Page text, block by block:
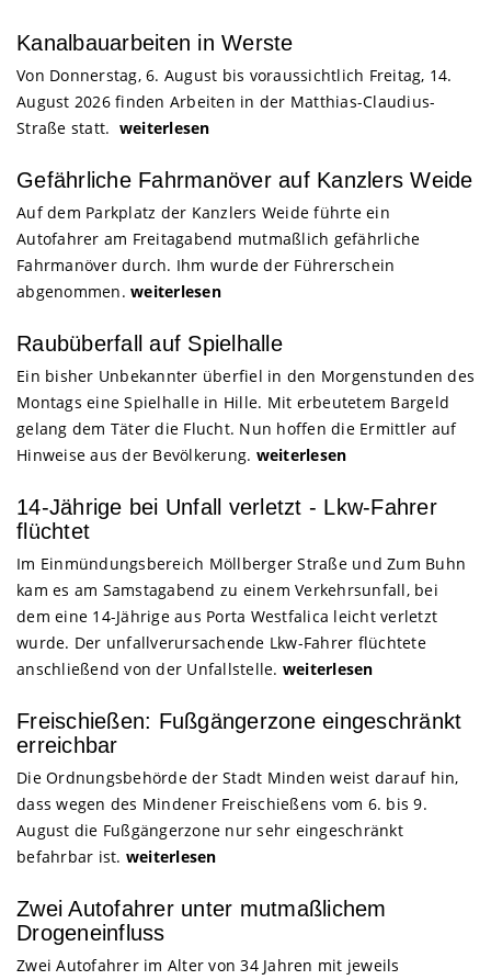
Kanalbauarbeiten in Werste
Von Donnerstag, 6. August bis voraussichtlich Freitag, 14.
August 2026 finden Arbeiten in der Matthias-Claudius-
Straße statt. weiterlesen
Gefährliche Fahrmanöver auf Kanzlers Weide
Auf dem Parkplatz der Kanzlers Weide führte ein
Autofahrer am Freitagabend mutmaßlich gefährliche
Fahrmanöver durch. Ihm wurde der Führerschein
abgenommen. weiterlesen
Raubüberfall auf Spielhalle
Ein bisher Unbekannter überfiel in den Morgenstunden des
Montags eine Spielhalle in Hille. Mit erbeutetem Bargeld
gelang dem Täter die Flucht. Nun hoffen die Ermittler auf
Hinweise aus der Bevölkerung. weiterlesen
14-Jährige bei Unfall verletzt - Lkw-Fahrer
flüchtet
Im Einmündungsbereich Möllberger Straße und Zum Buhn
kam es am Samstagabend zu einem Verkehrsunfall, bei
dem eine 14-Jährige aus Porta Westfalica leicht verletzt
wurde. Der unfallverursachende Lkw-Fahrer flüchtete
anschließend von der Unfallstelle. weiterlesen
Freischießen: Fußgängerzone eingeschränkt
erreichbar
Die Ordnungsbehörde der Stadt Minden weist darauf hin,
dass wegen des Mindener Freischießens vom 6. bis 9.
August die Fußgängerzone nur sehr eingeschränkt
befahrbar ist. weiterlesen
Zwei Autofahrer unter mutmaßlichem
Drogeneinfluss
Zwei Autofahrer im Alter von 34 Jahren mit jeweils